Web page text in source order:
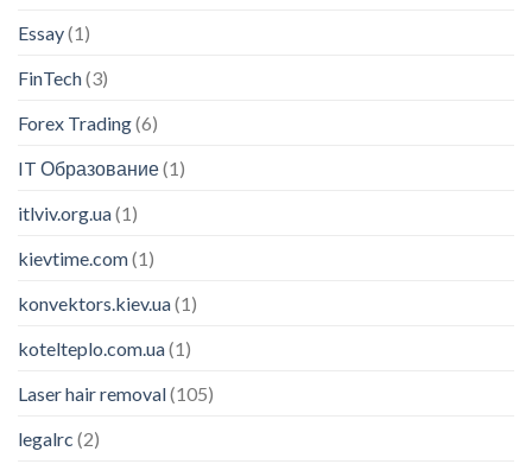
Essay(1)
FinTech(3)
Forex Trading(6)
IT Образование(1)
itlviv.org.ua(1)
kievtime.com(1)
konvektors.kiev.ua(1)
kotelteplo.com.ua(1)
Laser hair removal(105)
legalrc (2)